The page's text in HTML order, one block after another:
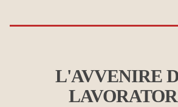
L'AVVENIRE